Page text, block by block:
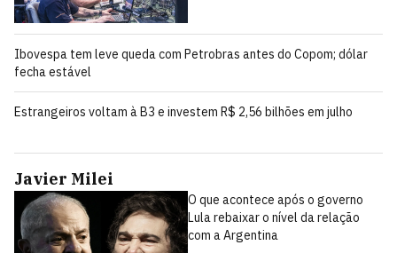
Ibovespa tem leve queda com Petrobras antes do Copom; dólar
fecha estável
Estrangeiros voltam à B3 e investem R$ 2,56 bilhões em julho
Javier Milei
O que acontece após o governo
Lula rebaixar o nível da relação
com a Argentina